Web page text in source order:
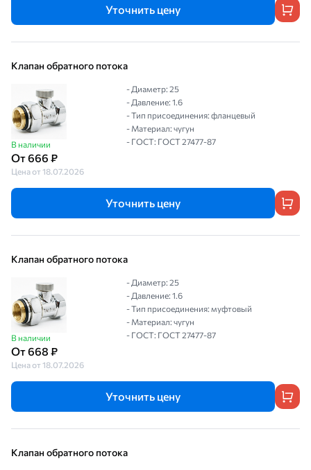
Уточнить цену
Клапан обратного потока
В наличии
От 666 ₽
Цена от 18.07.2026
- Диаметр: 25
- Давление: 1.6
- Тип присоединения: фланцевый
- Материал: чугун
- ГОСТ: ГОСТ 27477-87
Уточнить цену
Клапан обратного потока
В наличии
От 668 ₽
Цена от 18.07.2026
- Диаметр: 25
- Давление: 1.6
- Тип присоединения: муфтовый
- Материал: чугун
- ГОСТ: ГОСТ 27477-87
Уточнить цену
Клапан обратного потока